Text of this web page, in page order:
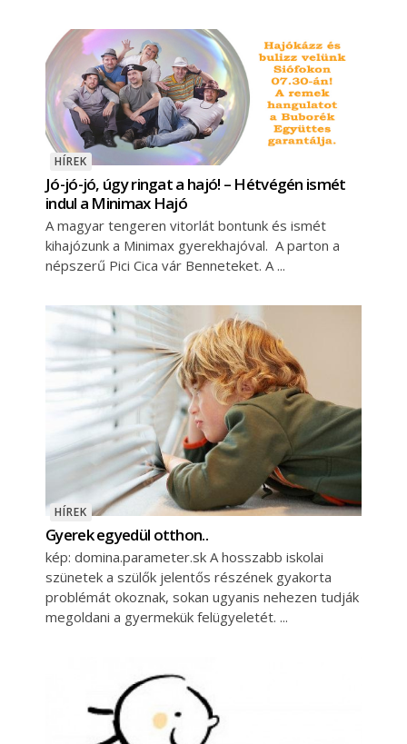
HÍREK
Jó-jó-jó, úgy ringat a hajó! – Hétvégén ismét
indul a Minimax Hajó
A magyar tengeren vitorlát bontunk és ismét
kihajózunk a Minimax gyerekhajóval. A parton a
népszerű Pici Cica vár Benneteket. A
HÍREK
Gyerek egyedül otthon..
kép: domina.parameter.sk A hosszabb iskolai
szünetek a szülők jelentős részének gyakorta
problémát okoznak, sokan ugyanis nehezen tudják
megoldani a gyermekük felügyeletét.